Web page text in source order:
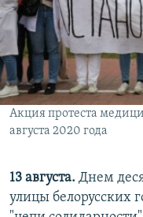
Акция протеста
августа 2020 года
13 августа. Днем
улицы белорусских